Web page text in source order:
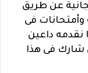
عن طريق
فى
نقدمه داعين
شارك فى هذا